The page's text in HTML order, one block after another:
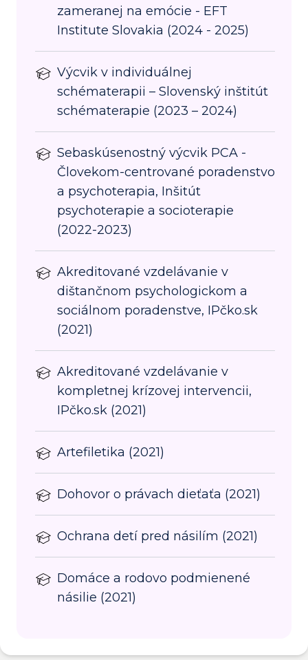
zameranej na emócie - EFT
Institute Slovakia (2024 - 2025)
Výcvik v individuálnej
schématerapii – Slovenský inštitút
schématerapie (2023 – 2024)
Sebaskúsenostný výcvik PCA -
Človekom-centrované poradenstvo
a psychoterapia, Inšitút
psychoterapie a socioterapie
(2022-2023)
Akreditované vzdelávanie v
dištančnom psychologickom a
sociálnom poradenstve, IPčko.sk
(2021)
Akreditované vzdelávanie v
kompletnej krízovej intervencii,
IPčko.sk (2021)
Artefiletika (2021)
Dohovor o právach dieťaťa (2021)
Ochrana detí pred násilím (2021)
Domáce a rodovo podmienené
násilie (2021)